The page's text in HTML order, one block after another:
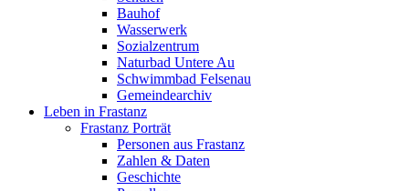
Bauhof
Wasserwerk
Sozialzentrum
Naturbad Untere Au
Schwimmbad Felsenau
Gemeindearchiv
Leben in Frastanz
Frastanz Porträt
Personen aus Frastanz
Zahlen & Daten
Geschichte